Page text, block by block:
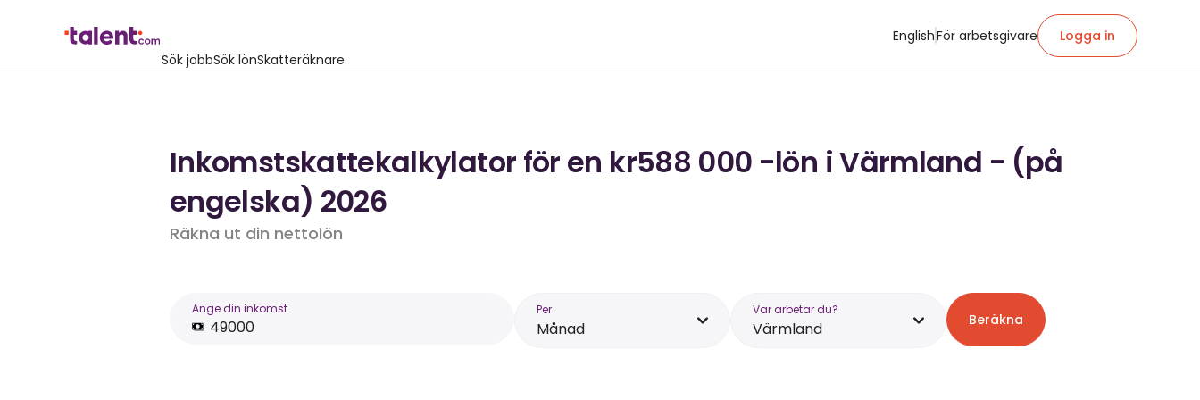
Sök jobbSök lönSkatteräknare
EnglishFör arbetsgivare Logga in
Inkomstskattekalkylator för en kr588 000 -lön i Värmland - (på
engelska) 2026
Räkna ut din nettolön
Ange din inkomst Per
Månad
Var arbetar du?
Värmland Beräkna